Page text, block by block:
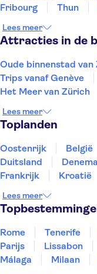
Fribourg
Thun
Lees meer
Attracties in de
Oude binnenstad
Trips vanaf Genève
Het Meer van Zürich
Kapellbrücke (De
Het Zwitsers
Lees meer
Toplanden
Oostenrijk België
Duitsland
Frankrijk
Kroatië
Slovenië
Thailand
Lees meer
Rome Tenerife
Parijs
Lissabon
Málaga
Milaan